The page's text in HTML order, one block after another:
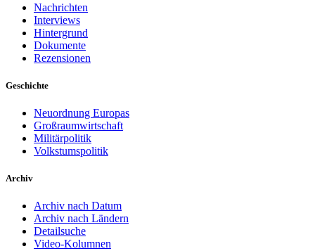
Nachrichten
Interviews
Hintergrund
Dokumente
Rezensionen
Geschichte
Neuordnung Europas
Großraumwirtschaft
Militärpolitik
Volkstumspolitik
Archiv
Archiv nach Datum
Archiv nach Ländern
Detailsuche
Video-Kolumnen